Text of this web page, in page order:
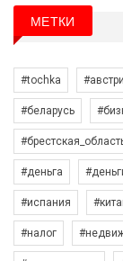
МЕТКИ
#tochka
#беларусь
#деньга
#испания
#налог